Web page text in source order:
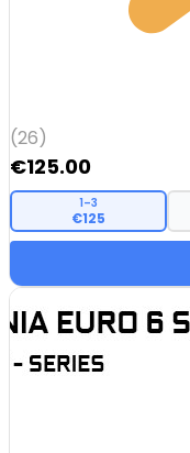
(26)
€125.00
1–3
€125